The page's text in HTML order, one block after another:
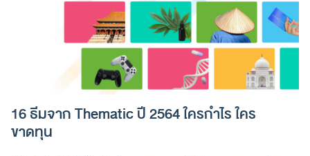
16 ธีมจาก Thematic ปี 2564 ใครกำไร ใคร
ขาดทุน